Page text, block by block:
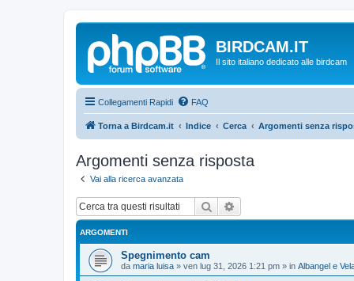
BIRDCAM.IT
Il sito italiano dedicato alle birdcam
Collegamenti Rapidi FAQ
Torna a Birdcam.it Indice Cerca Argomenti senza
Argomenti senza risposta
Vai alla ricerca avanzata
Cerca
ARGOMENTI
Spegnimento cam
da maria luisa » ven lug 31, 2026 1:21 pm » in Albangel e